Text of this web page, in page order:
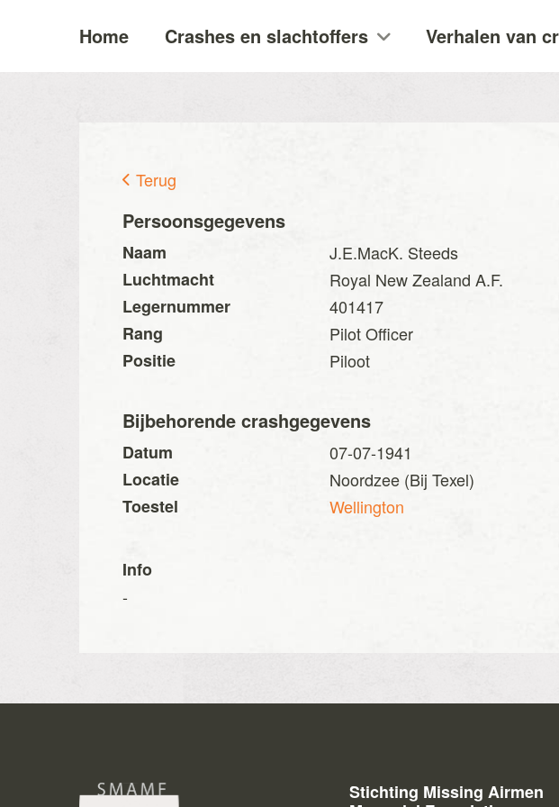
Home Crashes en slachtoffers Verhalen van
Terug
Persoonsgegevens
Naam
J.E.MacK. Steeds
Luchtmacht
Royal New Zealand A.F.
Legernummer
401417
Rang
Pilot Officer
Positie
Piloot
Bijbehorende crashgegevens
Datum
07-07-1941
Locatie
Noordzee (Bij Texel)
Toestel
Wellington
Info
-
Stichting Missing Airmen